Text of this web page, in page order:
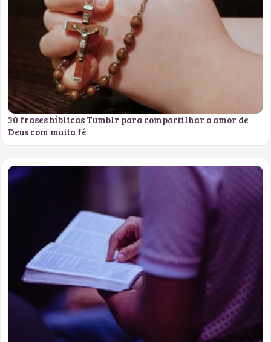
30 frases bíblicas Tumblr para compartilhar o amor de
Deus com muita fé